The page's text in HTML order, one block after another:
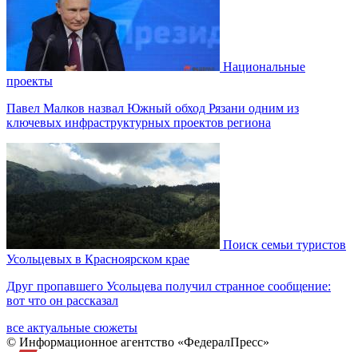
Национальные
проекты
Павел Малков назвал Южный обход Рязани одним из
ключевых инфраструктурных проектов региона
Поиск семьи туристов
Усольцевых в Красноярском крае
Друг пропавшего Усольцева получил странное сообщение:
вот что он рассказал
все актуальные сюжеты
© Информационное агентство «ФедералПресс»